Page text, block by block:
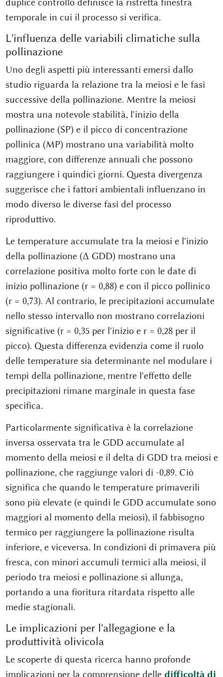
temporale in cui il processo si verifica.
L'influenza delle variabili climatiche sulla
pollinazione
Uno degli aspetti più interessanti emersi dallo
studio riguarda la relazione tra la meiosi e le fasi
successive della pollinazione. Mentre la meiosi
mostra una notevole stabilità, l'inizio della
pollinazione (SP) e il picco di concentrazione
pollinica (MP) mostrano una variabilità molto
maggiore, con differenze annuali che possono
raggiungere i quindici giorni. Questa divergenza
suggerisce che i fattori ambientali influenzano in
modo diverso le diverse fasi del processo
riproduttivo.
Le temperature accumulate tra la meiosi e l'inizio
della pollinazione (Δ GDD) mostrano una
correlazione positiva molto forte con le date di
inizio pollinazione (r = 0,88) e con il picco pollinico
(r = 0,73). Al contrario, le precipitazioni accumulate
nello stesso intervallo non mostrano correlazioni
significative (r = 0,35 per l'inizio e r = 0,28 per il
picco). Questa differenza evidenzia come il ruolo
delle temperature sia determinante nel modulare i
tempi della pollinazione, mentre l'effetto delle
precipitazioni rimane marginale in questa fase
specifica.
Particolarmente significativa è la correlazione
inversa osservata tra le GDD accumulate al
momento della meiosi e il delta di GDD tra meiosi e
pollinazione, che raggiunge valori di -0,89. Ciò
significa che quando le temperature primaverili
sono più elevate (e quindi le GDD accumulate sono
maggiori al momento della meiosi), il fabbisogno
termico per raggiungere la pollinazione risulta
inferiore, e viceversa. In condizioni di primavera più
fresca, con minori accumuli termici alla meiosi, il
periodo tra meiosi e pollinazione si allunga,
portando a una fioritura ritardata rispetto alle
medie stagionali.
Le implicazioni per l'allegagione e la
produttività olivicola
Le scoperte di questa ricerca hanno profonde
implicazioni per la comprensione delle difficoltà di